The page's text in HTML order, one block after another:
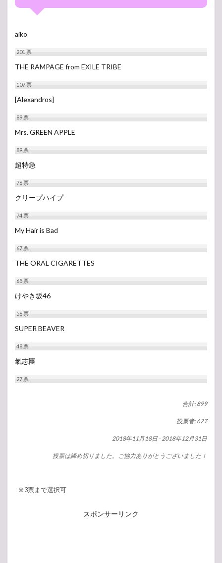
aiko
201票
THE RAMPAGE from EXILE TRIBE
107票
[Alexandros]
89票
Mrs. GREEN APPLE
89票
超特急
76票
クリープハイプ
74票
My Hair is Bad
67票
THE ORAL CIGARETTES
65票
けやき坂46
56票
SUPER BEAVER
48票
氣志團
27票
合計: 899
投票者: 627
2018年11月18日 -2018年12月31日
投票は締め切りました。ご協力ありがとうございました！
※3票まで選択可
スポンサーリンク